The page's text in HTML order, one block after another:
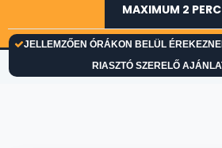
JELLEMZŐEN ÓRÁKON BELÜL
RIASZTÓ SZERELŐ
MAXIMUM 2